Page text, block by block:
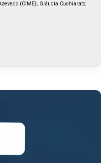
(CIME); Gláucia Cuchiarato;